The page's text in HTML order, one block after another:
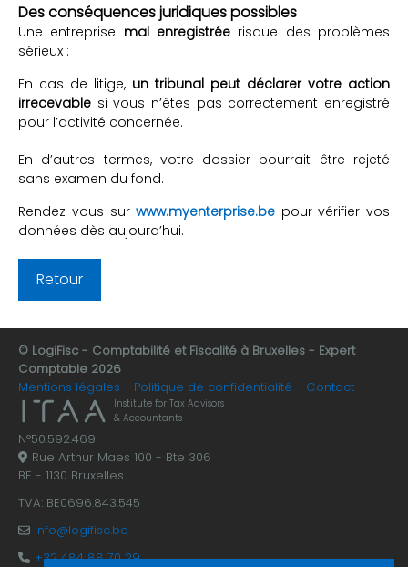
Des conséquences juridiques possibles
Une entreprise mal enregistrée risque des problèmes
sérieux :
En cas de litige, un tribunal peut déclarer votre action
irrecevable si vous n’êtes pas correctement enregistré
pour l’activité concernée.
En d’autres termes, votre dossier pourrait être rejeté
sans examen du fond.
Rendez-vous surwww.myenterprise.be pour vérifier vos
données dès aujourd’hui.
Retour
© LogiFisc - Comptabilité et Fiscalité à Bruxelles - Expert
Comptable 2026
Mentions légales
Politique de confidentialité Contact
Institute for Tax Advisors
& Accountants
N°50.592.469
Rue Arthur Maes 100 - Bte 306
BE - 1130 Bruxelles
TVA: BE0696.843.545
info@logifisc.be
+32 484 88 70 29